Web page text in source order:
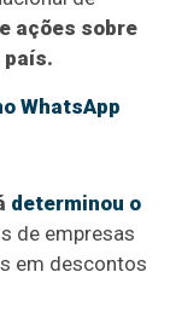
ações sobre
país.
WhatsApp
determinou o
de empresas
em descontos